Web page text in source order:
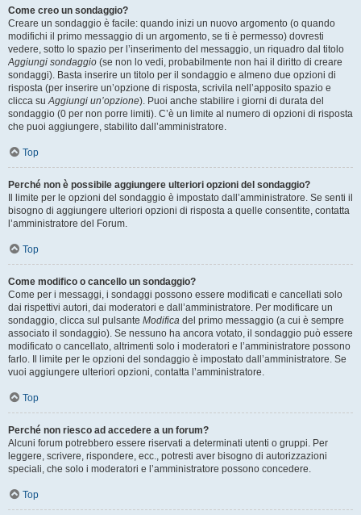
Come creo un sondaggio?
Creare un sondaggio è facile: quando inizi un nuovo argomento (o quando
modifichi il primo messaggio di un argomento, se ti è permesso) dovresti
vedere, sotto lo spazio per l’inserimento del messaggio, un riquadro dal titolo
Aggiungi sondaggio (se non lo vedi, probabilmente non hai il diritto di creare
sondaggi). Basta inserire un titolo per il sondaggio e almeno due opzioni di
risposta (per inserire un’opzione di risposta, scrivila nell’apposito spazio e
clicca suAggiungi un’opzione). Puoi anche stabilire i giorni di durata del
sondaggio (0 per non porre limiti). C’è un limite al numero di opzioni di risposta
che puoi aggiungere, stabilito dall’amministratore.
Top
Perché non è possibile aggiungere ulteriori opzioni del sondaggio?
Il limite per le opzioni del sondaggio è impostato dall’amministratore. Se senti il
bisogno di aggiungere ulteriori opzioni di risposta a quelle consentite, contatta
l’amministratore del Forum.
Top
Come modifico o cancello un sondaggio?
Come per i messaggi, i sondaggi possono essere modificati e cancellati solo
dai rispettivi autori, dai moderatori e dall’amministratore. Per modificare un
sondaggio, clicca sul pulsante Modifica del primo messaggio (a cui è sempre
associato il sondaggio). Se nessuno ha ancora votato, il sondaggio può essere
modificato o cancellato, altrimenti solo i moderatori e l’amministratore possono
farlo. Il limite per le opzioni del sondaggio è impostato dall’amministratore. Se
vuoi aggiungere ulteriori opzioni, contatta l’amministratore.
Top
Perché non riesco ad accedere a un forum?
Alcuni forum potrebbero essere riservati a determinati utenti o gruppi. Per
leggere, scrivere, rispondere, ecc., potresti aver bisogno di autorizzazioni
speciali, che solo i moderatori e l’amministratore possono concedere.
Top